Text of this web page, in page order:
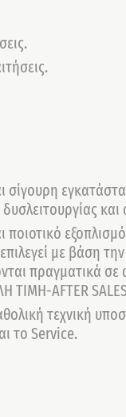
σίγουρη
ποιοτικό
με βάση
πραγματικά
ΤΙΜΗ-AFTER
τεχνική
το Service.